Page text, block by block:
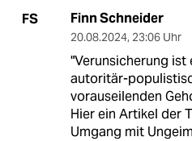
FS Finn Schneider
20.08.2024, 23:06 Uhr
"Verunsicherung
autoritär-
vorauseilenden
Hier ein Artikel der
Umgang mit